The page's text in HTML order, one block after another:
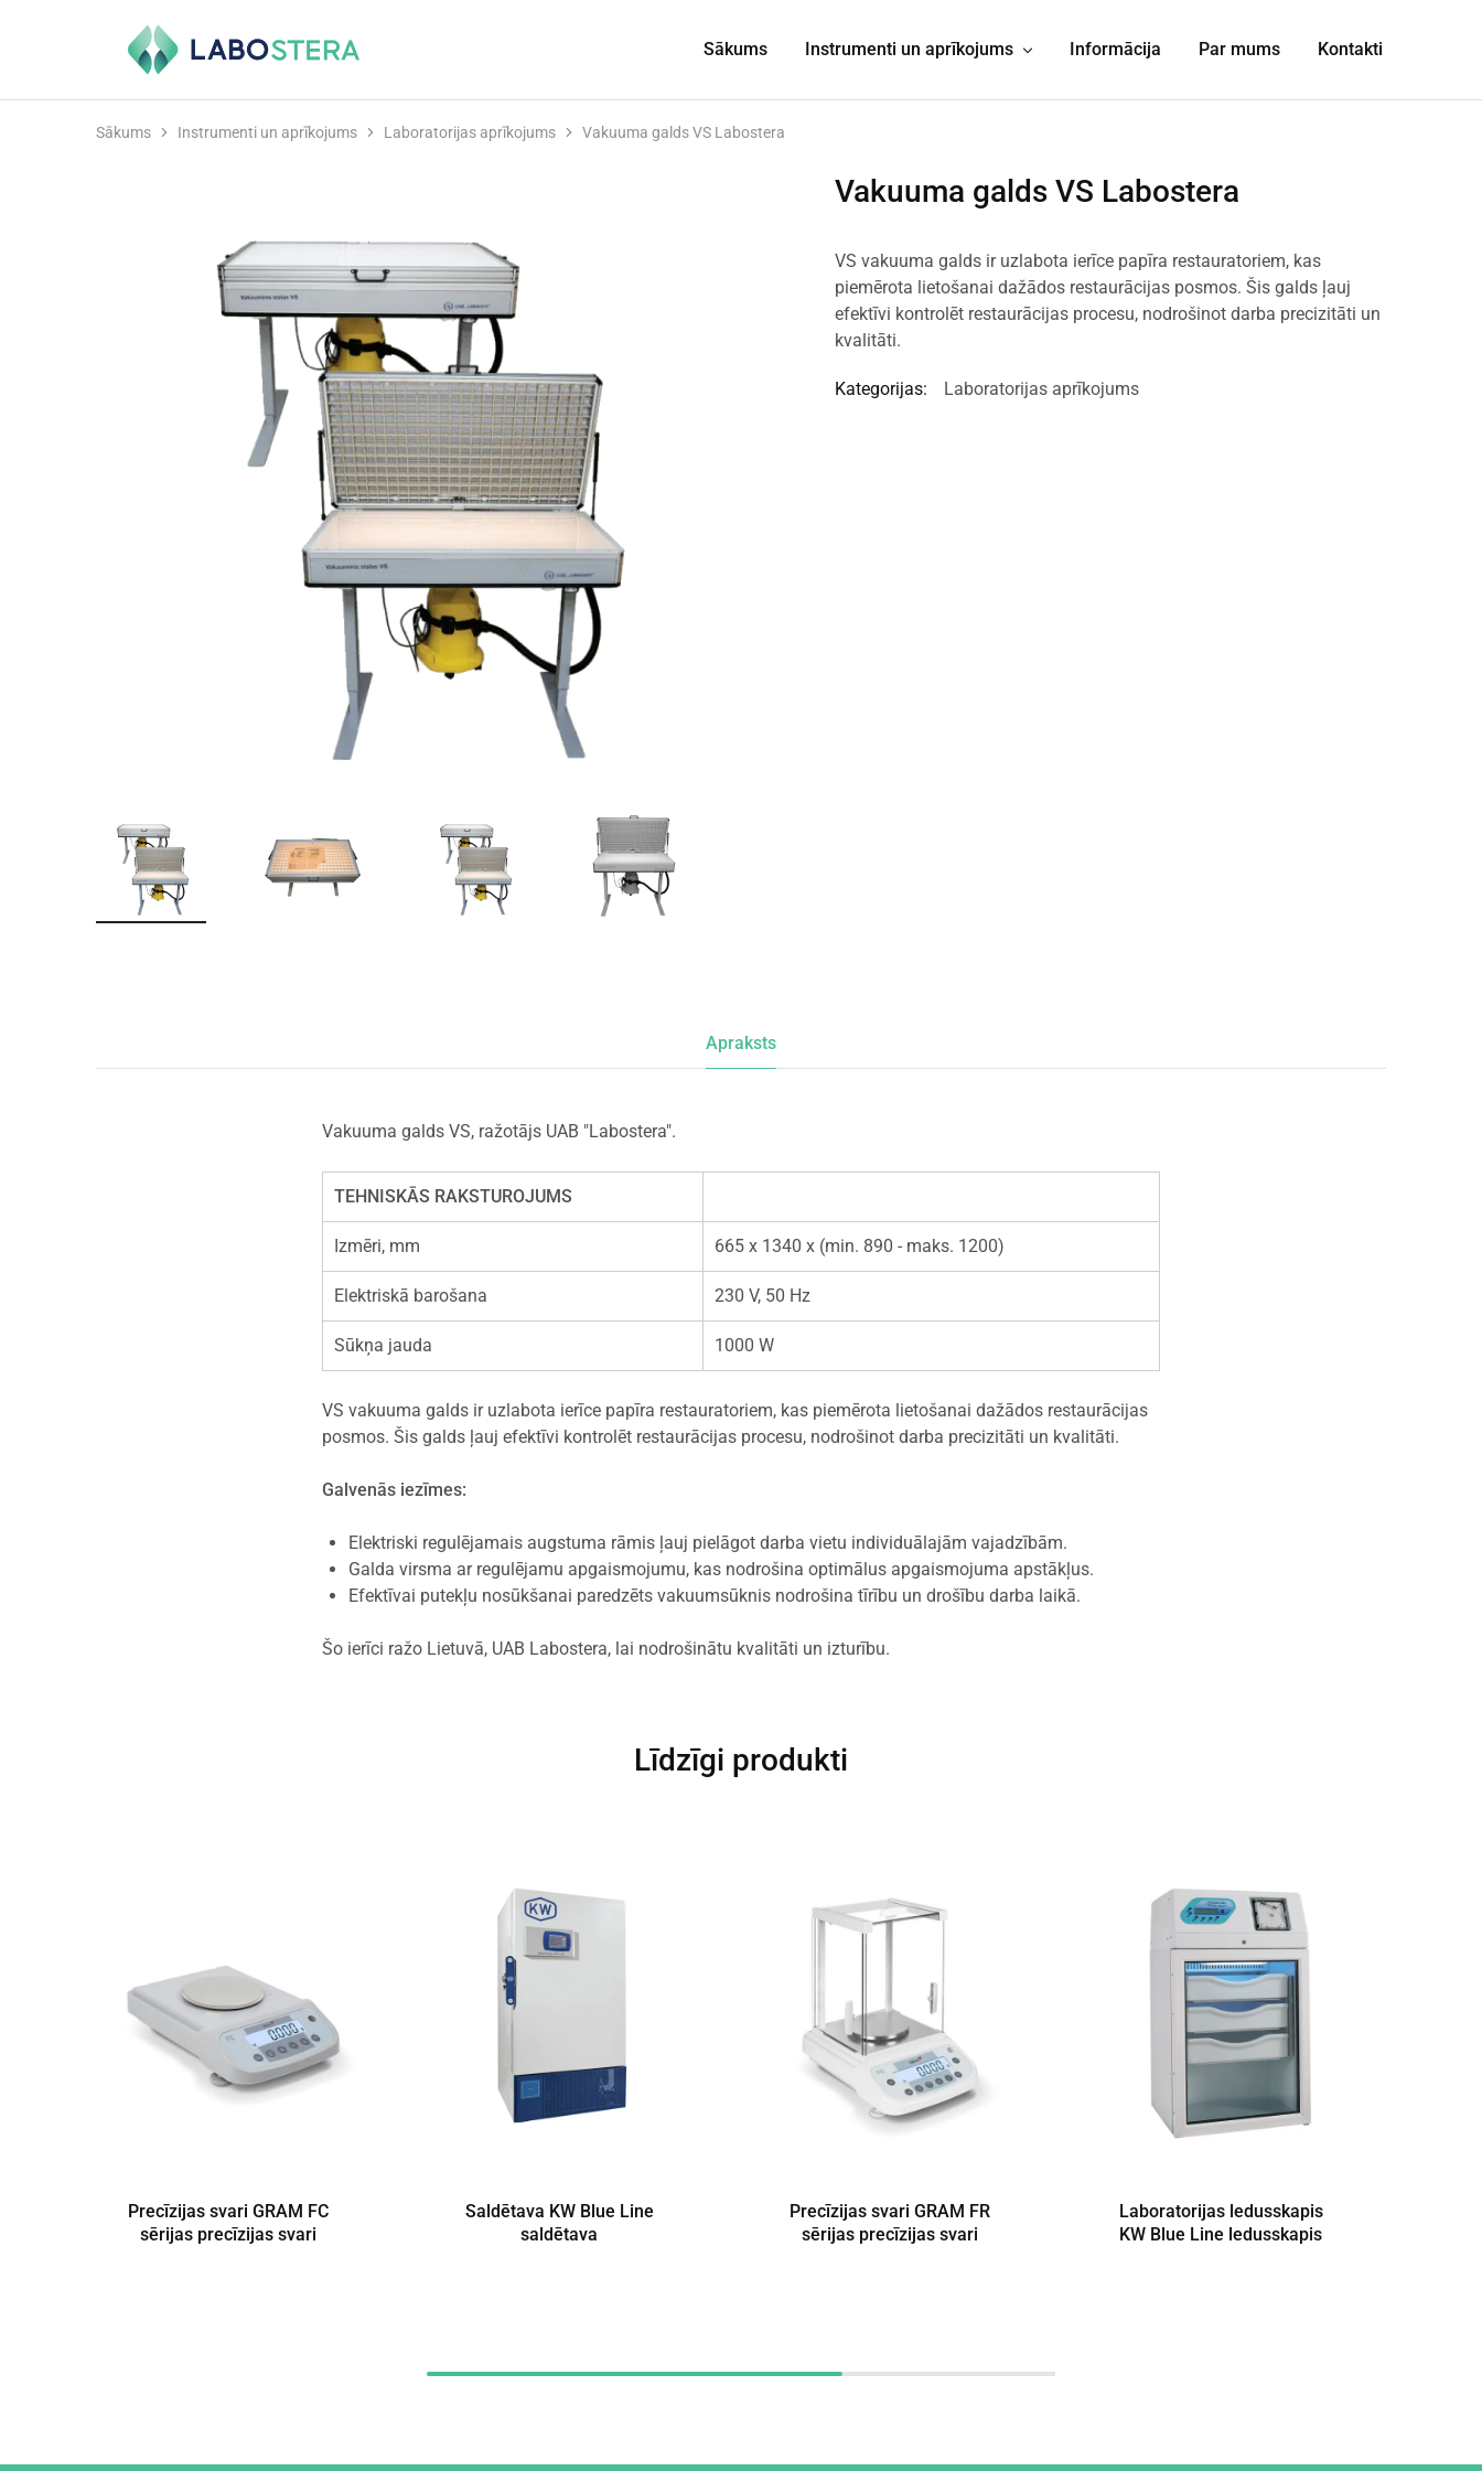
Labostera
Laboratorijas
Sākums Instrumenti un aprīkojums Informācija Par mums Kontakti
Sākums Instrumenti un aprīkojums Laboratorijas aprīkojums Vakuuma galds VS Labostera
Vakuuma galds VS Labostera
VS vakuuma galds ir uzlabota ierīce papīra restauratoriem, kas
piemērota lietošanai dažādos restaurācijas posmos. Šis galds ļauj
efektīvi kontrolēt restaurācijas procesu, nodrošinot darba precizitāti un
kvalitāti.
Kategorijas: Laboratorijas aprīkojums
Apraksts
Vakuuma galds VS, ražotājs UAB "Labostera".
TEHNISKĀS RAKSTUROJUMS
Izmēri, mm 665 x 1340 x (min. 890 - maks. 1200)
Elektriskā barošana 230 V, 50 Hz
Sūkņa jauda 1000 W
VS vakuuma galds ir uzlabota ierīce papīra restauratoriem, kas piemērota lietošanai dažādos restaurācijas
posmos. Šis galds ļauj efektīvi kontrolēt restaurācijas procesu, nodrošinot darba precizitāti un kvalitāti.
Galvenās iezīmes:
Elektriski regulējamais augstuma rāmis ļauj pielāgot darba vietu individuālajām vajadzībām.
Galda virsma ar regulējamu apgaismojumu, kas nodrošina optimālus apgaismojuma apstākļus.
Efektīvai putekļu nosūkšanai paredzēts vakuumsūknis nodrošina tīrību un drošību darba laikā.
Šo ierīci ražo Lietuvā, UAB Labostera, lai nodrošinātu kvalitāti un izturību.
Līdzīgi produkti
Precīzijas svari GRAM FC
sērijas precīzijas svari
Saldētava KW Blue Line
saldētava
Precīzijas svari GRAM FR
sērijas precīzijas svari
Laboratorijas ledusskapis
KW Blue Line ledusskapis